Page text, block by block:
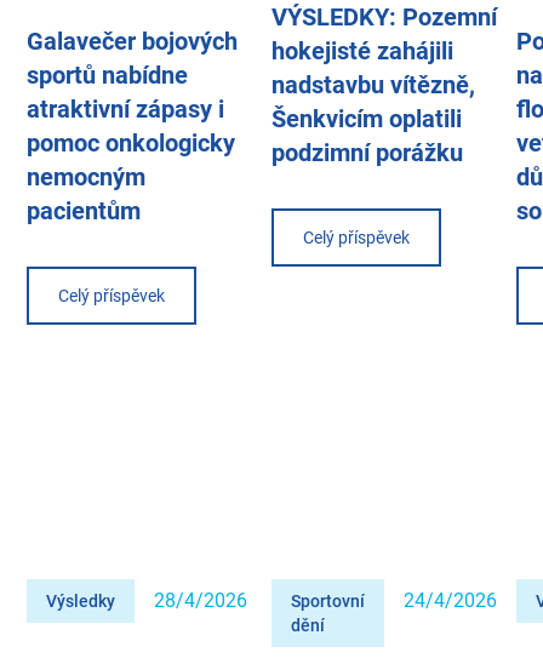
Galavečer bojových
sportů nabídne
atraktivní zápasy i
pomoc onkologicky
nemocným
pacientům
Celý příspěvek
VÝSLEDKY: Pozemní
hokejisté zahájili
nadstavbu vítězně,
Šenkvicím oplatili
podzimní porážku
Celý příspěvek
Výsledky 28/4/2026
Sportovní
dění
24/4/2026